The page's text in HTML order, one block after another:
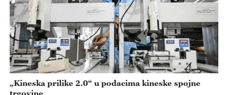
„Kineska prilike 2.0“ u podacima kineske spojne
trgovine